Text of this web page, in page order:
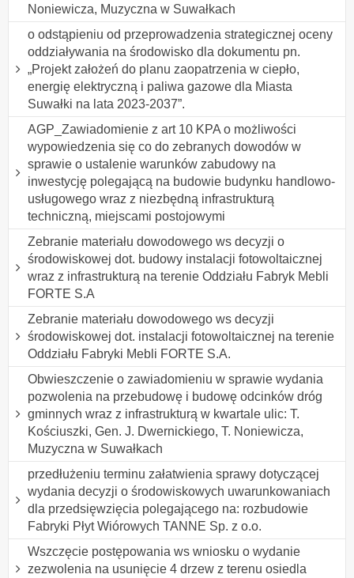
Noniewicza, Muzyczna w Suwałkach
o odstąpieniu od przeprowadzenia strategicznej oceny
oddziaływania na środowisko dla dokumentu pn.
„Projekt założeń do planu zaopatrzenia w ciepło,
energię elektryczną i paliwa gazowe dla Miasta
Suwałki na lata 2023-2037”.
AGP_Zawiadomienie z art 10 KPA o możliwości
wypowiedzenia się co do zebranych dowodów w
sprawie o ustalenie warunków zabudowy na
inwestycję polegającą na budowie budynku handlowo-
usługowego wraz z niezbędną infrastrukturą
techniczną, miejscami postojowymi
Zebranie materiału dowodowego ws decyzji o
środowiskowej dot. budowy instalacji fotowoltaicznej
wraz z infrastrukturą na terenie Oddziału Fabryk Mebli
FORTE S.A
Zebranie materiału dowodowego ws decyzji
środowiskowej dot. instalacji fotowoltaicznej na terenie
Oddziału Fabryki Mebli FORTE S.A.
Obwieszczenie o zawiadomieniu w sprawie wydania
pozwolenia na przebudowę i budowę odcinków dróg
gminnych wraz z infrastrukturą w kwartale ulic: T.
Kościuszki, Gen. J. Dwernickiego, T. Noniewicza,
Muzyczna w Suwałkach
przedłużeniu terminu załatwienia sprawy dotyczącej
wydania decyzji o środowiskowych uwarunkowaniach
dla przedsięwzięcia polegającego na: rozbudowie
Fabryki Płyt Wiórowych TANNE Sp. z o.o.
Wszczęcie postępowania ws wniosku o wydanie
zezwolenia na usunięcie 4 drzew z terenu osiedla